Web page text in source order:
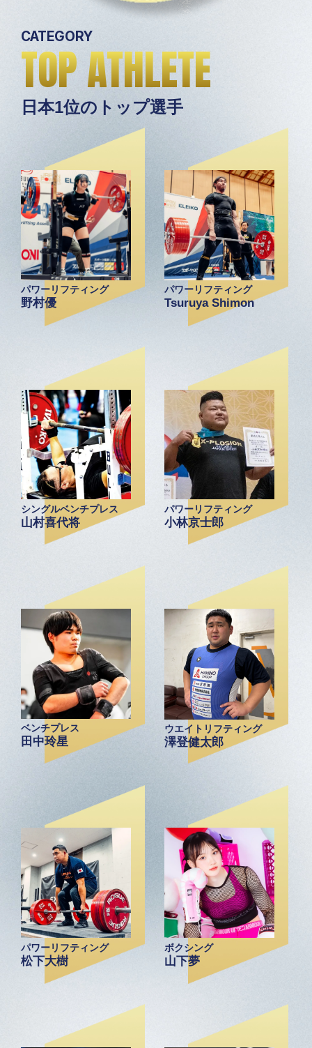
CATEGORY
TOP ATHLETE
日本1位のトップ選手
パワーリフティング
野村優
パワーリフティング
Tsuruya Shimon
シングルベンチプレス
山村喜代将
パワーリフティング
小林京士郎
ベンチプレス
田中玲星
ウエイトリフティング
澤登健太郎
パワーリフティング
松下大樹
ボクシング
山下夢